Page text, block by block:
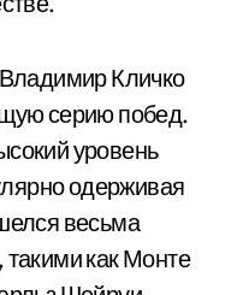
Кличко
серию побед.
уровень
одерживая
весьма
как Монте